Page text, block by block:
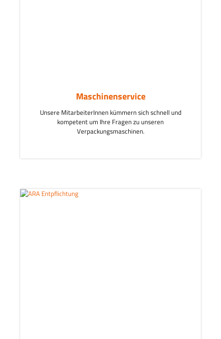
Maschinenservice
Unsere MitarbeiterInnen kümmern sich schnell und
kompetent um Ihre Fragen zu unseren
Verpackungsmaschinen.